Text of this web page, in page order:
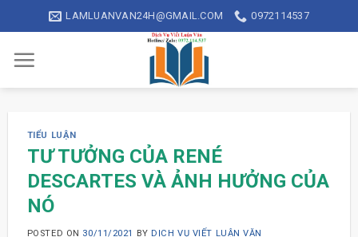
to
content
LAMLUANVAN24H@GMAIL.COM 0972114537
TIỂU LUẬN
TƯ TƯỞNG CỦA RENÉ
DESCARTES VÀ ẢNH HƯỞNG CỦA
NÓ
POSTED ON 30/11/2021 BY DỊCH VỤ VIẾT LUẬN VĂN